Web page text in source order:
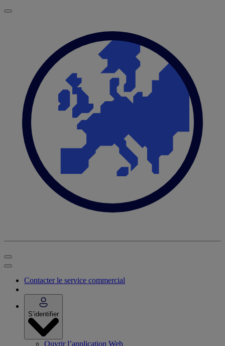
Contacter le service commercial
S’identifier
Ouvrir l’application Web